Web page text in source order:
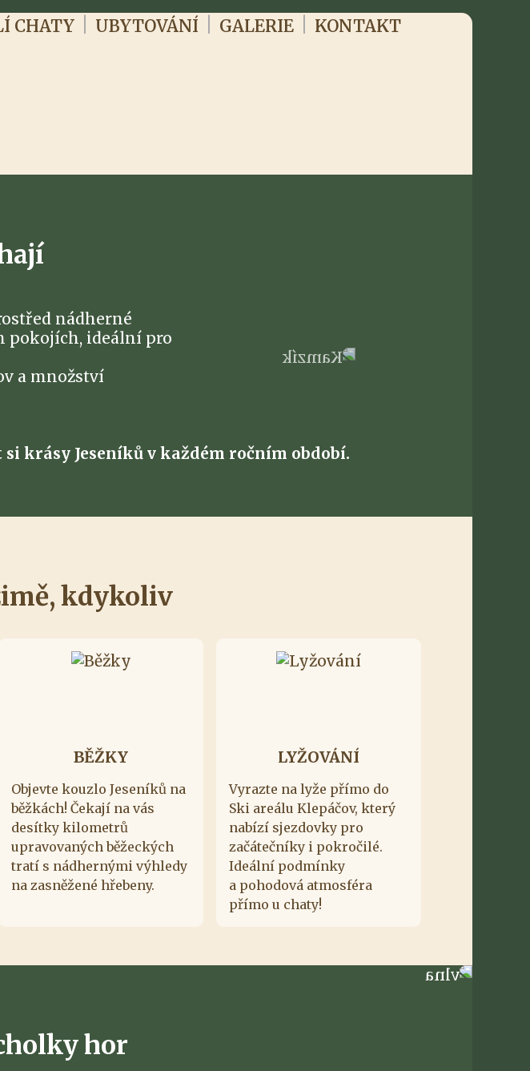
CHATY UBYTOVÁNÍ GALERIE KONTAKT
nádherné
pokojích, ideální pro
a množství
krásy Jeseníků v každém ročním období.
kdykoliv
BĚŽKY
Objevte kouzlo Jeseníků na
běžkách! Čekají na vás
desítky kilometrů
upravovaných běžeckých
tratí s nádhernými výhledy
na zasněžené hřebeny.
LYŽOVÁNÍ
Vyrazte na lyže přímo do
Ski areálu Klepáčov, který
nabízí sjezdovky pro
začátečníky i pokročilé.
Ideální podmínky
a pohodová atmosféra
přímo u chaty!
hor